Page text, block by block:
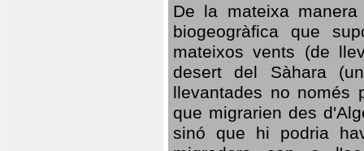
De la mateixa
biogeogràfica que
mateixos vents (de
desert del Sàhara
llevantades no només
que migrarien des
sinó que hi podria